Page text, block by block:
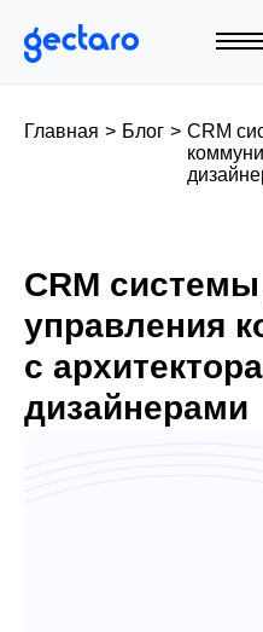
Главная > Блог > CRM
CRM
управления
с
дизайнерами